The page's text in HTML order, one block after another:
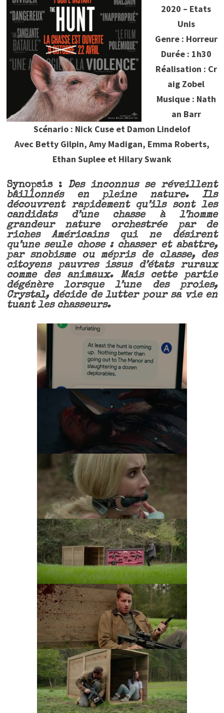
2020 – Etats
Unis
Genre : Horreur
Durée : 1h30
Réalisation : Cr
aig Zobel
Musique : Nath
an Barr
Scénario : Nick Cuse et Damon Lindelof
Avec Betty Gilpin, Amy Madigan, Emma Roberts,
Ethan Suplee et Hilary Swank
Synopsis : Des inconnus se réveillent
bâillonnés en pleine nature. Ils
découvrent rapidement qu’ils sont les
candidats d’une chasse à l’homme
grandeur nature orchestrée par de
riches Américains qui ne désirent
qu’une seule chose : chasser et abattre,
par snobisme ou mépris de classe, des
citoyens pauvres issus d’états ruraux
comme des animaux. Mais cette partie
dégénère lorsque l’une des proies,
Crystal, décide de lutter pour sa vie en
tuant les chasseurs.